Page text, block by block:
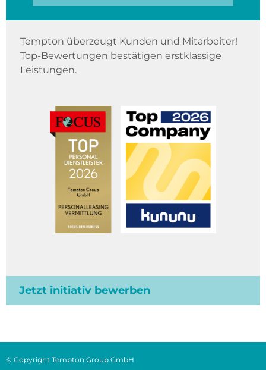
Tempton überzeugt Kunden und Mitarbeiter!
Top-Bewertungen bestätigen erstklassige
Leistungen.
Jetzt initiativ bewerben
© Copyright Tempton Group GmbH